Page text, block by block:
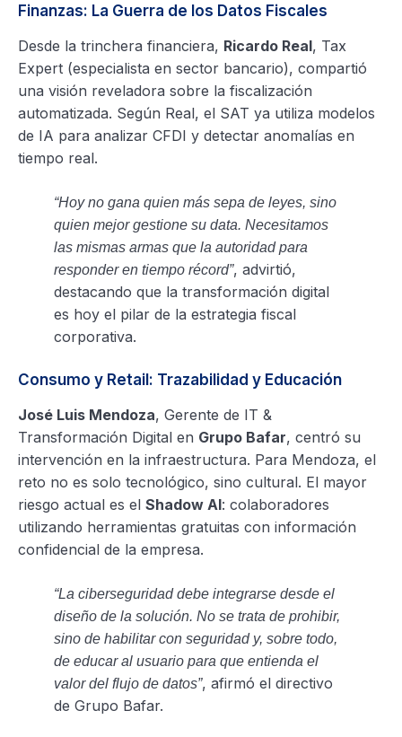
Finanzas: La Guerra de los Datos Fiscales
Desde la trinchera financiera, Ricardo Real, Tax
Expert (especialista en sector bancario), compartió
una visión reveladora sobre la fiscalización
automatizada. Según Real, el SAT ya utiliza modelos
de IA para analizar CFDI y detectar anomalías en
tiempo real.
“Hoy no gana quien más sepa de leyes, sino
quien mejor gestione su data. Necesitamos
las mismas armas que la autoridad para
responder en tiempo récord”, advirtió,
destacando que la transformación digital
es hoy el pilar de la estrategia fiscal
corporativa.
Consumo y Retail: Trazabilidad y Educación
José Luis Mendoza, Gerente de IT &
Transformación Digital en Grupo Bafar, centró su
intervención en la infraestructura. Para Mendoza, el
reto no es solo tecnológico, sino cultural. El mayor
riesgo actual es el Shadow AI: colaboradores
utilizando herramientas gratuitas con información
confidencial de la empresa.
“La ciberseguridad debe integrarse desde el
diseño de la solución. No se trata de prohibir,
sino de habilitar con seguridad y, sobre todo,
de educar al usuario para que entienda el
valor del flujo de datos”, afirmó el directivo
de Grupo Bafar.